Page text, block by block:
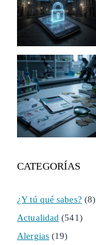
CATEGORÍAS
¿Y tú qué sabes? (8)
Actualidad (541)
Alergias(19)